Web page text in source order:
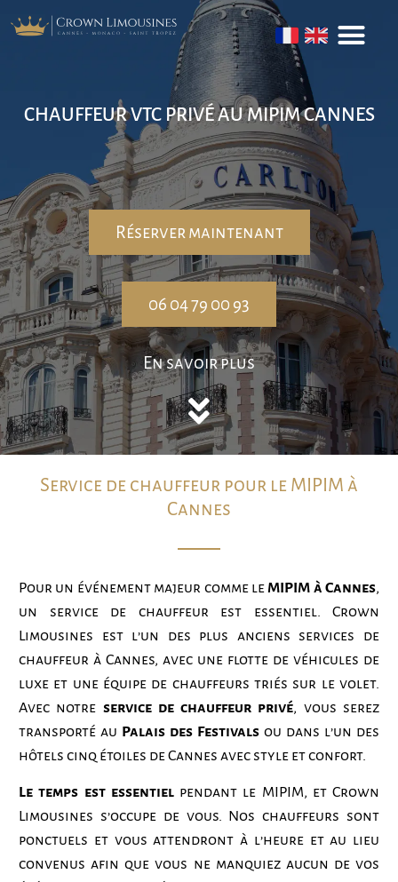
CHAUFFEUR VTC PRIVÉ AU MIPIM CANNES
Réserver maintenant
06 04 79 00 93
En savoir plus
Service de chauffeur pour le MIPIM à
Cannes
Pour un événement majeur comme le MIPIM à Cannes,
un service de chauffeur est essentiel. Crown
Limousines est l’un des plus anciens services de
chauffeur à Cannes, avec une flotte de véhicules de
luxe et une équipe de chauffeurs triés sur le volet.
Avec notre service de chauffeur privé, vous serez
transporté au Palais des Festivals ou dans l’un des
hôtels cinq étoiles de Cannes avec style et confort.
Le temps est essentielpendant le MIPIM, et Crown
Limousines s’occupe de vous. Nos chauffeurs sont
ponctuels et vous attendront à l’heure et au lieu
convenus afin que vous ne manquiez aucun de vos